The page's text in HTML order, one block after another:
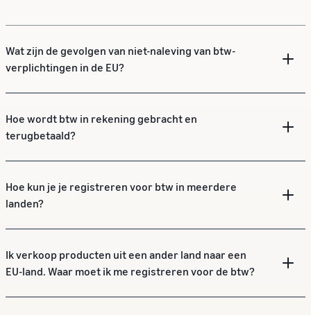
Wat zijn de gevolgen van niet-naleving van btw-
verplichtingen in de EU?
Hoe wordt btw in rekening gebracht en
terugbetaald?
Hoe kun je je registreren voor btw in meerdere
landen?
Ik verkoop producten uit een ander land naar een
EU-land. Waar moet ik me registreren voor de btw?